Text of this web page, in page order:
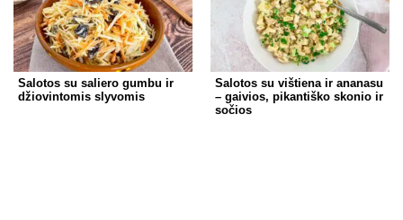
Salotos su saliero gumbu ir
džiovintomis slyvomis
Salotos su vištiena ir ananasu
– gaivios, pikantiško skonio ir
sočios